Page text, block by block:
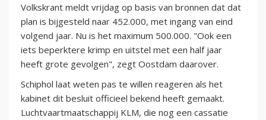
Volkskrant meldt vrijdag op basis van bronnen dat dat
plan is bijgesteld naar 452.000, met ingang van eind
volgend jaar. Nu is het maximum 500.000. "Ook een
iets beperktere krimp en uitstel met een half jaar
heeft grote gevolgen", zegt Oostdam daarover.
Schiphol laat weten pas te willen reageren als het
kabinet dit besluit officieel bekend heeft gemaakt.
Luchtvaartmaatschappij KLM, die nog een cassatie